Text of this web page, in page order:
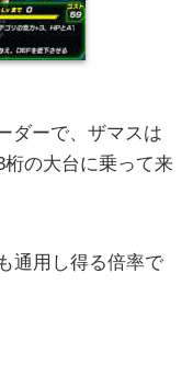
ダーで、ザマスは
の大台に乗って来
通用し得る倍率で